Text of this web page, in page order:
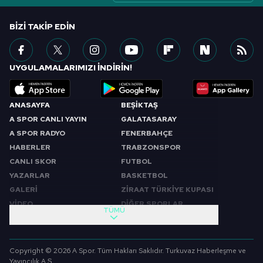
ANASAYFA
A SPOR CANLI YAYIN
A SPOR RADYO
HABERLER
CANLI SKOR
YAZARLAR
GALERİ
VİDEO
BEŞİKTAŞ
GALATASARAY
FENERBAHÇE
TRABZONSPOR
FUTBOL
BASKETBOL
ZİRAAT TÜRKİYE KUPASI
DİĞER SPORLAR
SABAH SPORU
SPOR GÜNDEMİ
FUTBOL
TÜMÜ
BIZI TAKIP EDIN
UYGULAMALARIMIZI İNDİRİN!
Copyright © 2026 A Spor. Tüm Hakları Saklıdır. Turkuvaz Haberleşme ve